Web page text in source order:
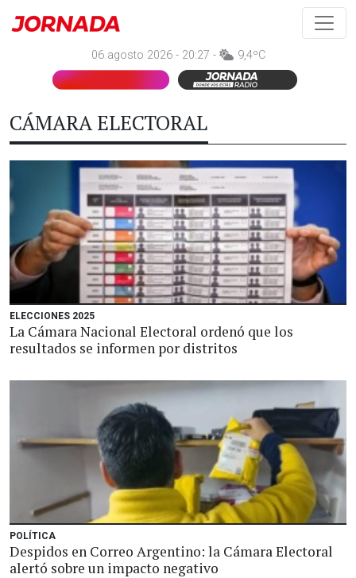
06 agosto 2026 - 20:27 - 9,4ºC
CÁMARA ELECTORAL
ELECCIONES 2025
La Cámara Nacional Electoral ordenó que los
resultados se informen por distritos
POLÍTICA
Despidos en Correo Argentino: la Cámara Electoral
alertó sobre un impacto negativo